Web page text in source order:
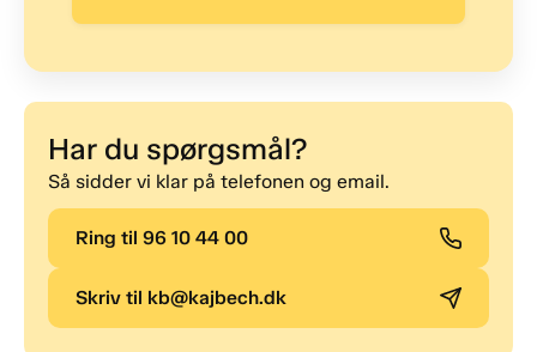
Har du spørgsmål?
Så sidder vi klar på telefonen og email.
Ring til 96 10 44 00
Skriv til kb@kajbech.dk